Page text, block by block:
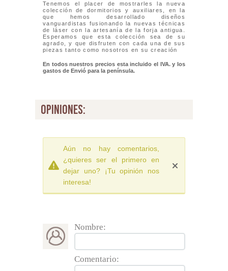
Tenemos el placer de mostrarles la nueva
colección de dormitorios y auxiliares, en la
que hemos desarrollado diseños
vanguardistas fusionando la nuevas técnicas
de láser con la artesanía de la forja antigua.
Esperamos que esta colección sea de su
agrado, y que disfruten con cada una de sus
piezas tanto como nosotros en su creación
En todos nuestros precios esta incluido el IVA. y los
gastos de Envió para la península.
opiniones:
Aún no hay comentarios,
¿quieres ser el primero en
dejar uno? ¡Tu opinión nos
interesa!
Nombre:
Comentario: